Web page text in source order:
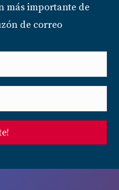
más importante de
de correo